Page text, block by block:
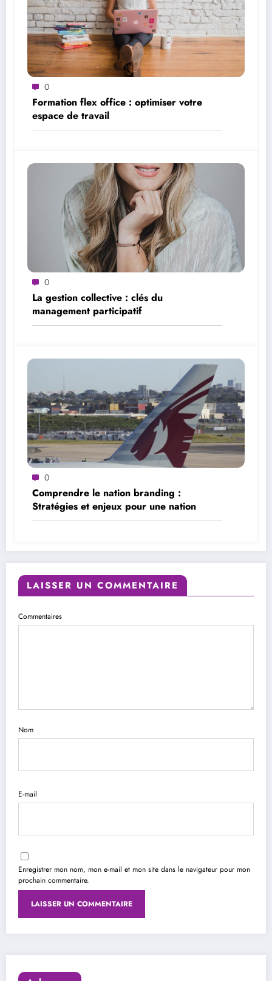
0
Formation flex office : optimiser votre
espace de travail
0
La gestion collective : clés du
management participatif
0
Comprendre le nation branding :
Stratégies et enjeux pour une nation
LAISSER UN COMMENTAIRE
Commentaires
Nom
E-mail
Enregistrer mon nom, mon e-mail et mon site dans le navigateur pour mon
prochain commentaire.